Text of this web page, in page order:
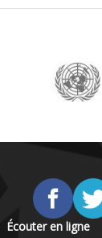
Écouter en ligne